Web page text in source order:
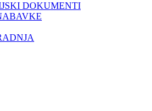
DOKUMENTI